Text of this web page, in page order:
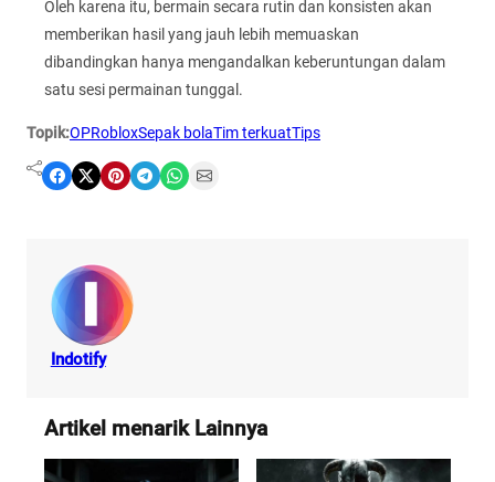
Oleh karena itu, bermain secara rutin dan konsisten akan
memberikan hasil yang jauh lebih memuaskan
dibandingkan hanya mengandalkan keberuntungan dalam
satu sesi permainan tunggal.
Topik:OPRobloxSepak bolaTim terkuatTips
Share on Facebook Share on X Share on Pinterest Share on Telegram Share on WhatsApp Share on Email
Indotify
Artikel menarik Lainnya